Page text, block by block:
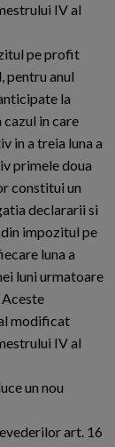
IV al
pe profit
pentru anul
la
in care
in a treia luna a
primele doua
constitui un
declararii si
impozitul pe
luna a
luni urmatoare
modificat
IV al
un nou
art. 16